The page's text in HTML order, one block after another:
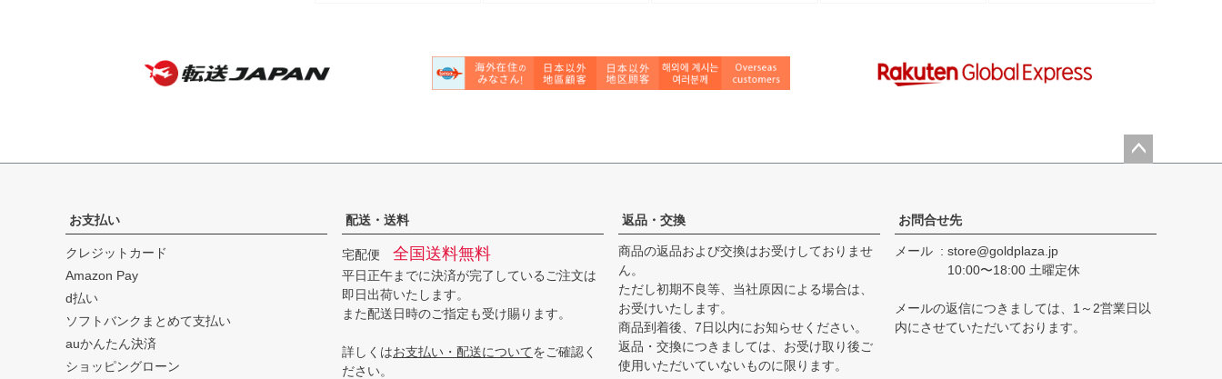
へ
お支払い
クレジットカード
Amazon Pay
d払い
ソフトバンクまとめて支払い
auかんたん決済
ショッピングローン
配送・送料
宅配便 全国送料無料
平日正午までに決済が完了しているご注文は
即日出荷いたします。
また配送日時のご指定も受け賜ります。
詳しくはお支払い・配送についてをご確認く
ださい。
返品・交換
商品の返品および交換はお受けしておりませ
ん。
ただし初期不良等、当社原因による場合は、
お受けいたします。
商品到着後、7日以内にお知らせください。
返品・交換につきましては、お受け取り後ご
使用いただいていないものに限ります。
お問合せ先
メール
store@goldplaza.jp
10:00〜18:00 土曜定休
メールの返信につきましては、1～2営業日以
内にさせていただいております。